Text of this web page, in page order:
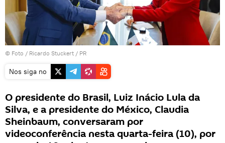
© Foto / Ricardo Stuckert / PR
Nos siga no
O presidente do Brasil, Luiz Inácio Lula da
Silva, e a presidente do México, Claudia
Sheinbaum, conversaram por
videoconferência nesta quarta-feira (10), por